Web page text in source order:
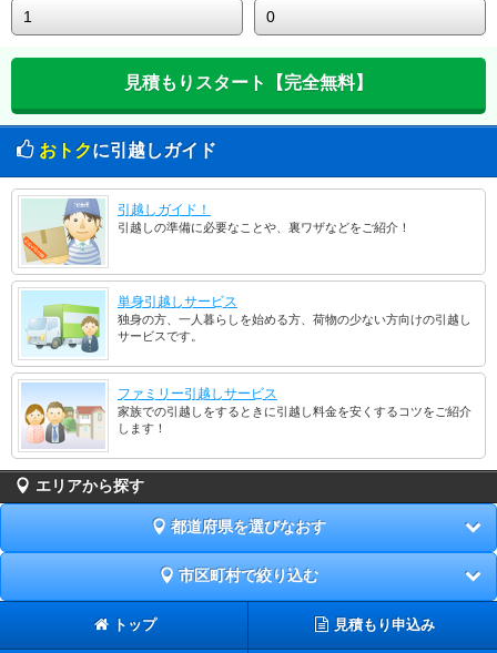
おトクに引越しガイド
引越しガイド！
引越しの準備に必要なことや、裏ワザなどをご紹介！
単身引越しサービス
独身の方、一人暮らしを始める方、荷物の少ない方向けの引越し
サービスです。
ファミリー引越しサービス
家族での引越しをするときに引越し料金を安くするコツをご紹介
します！
エリアから探す
都道府県を選びなおす
市区町村で絞り込む
トップ 見積もり申込み